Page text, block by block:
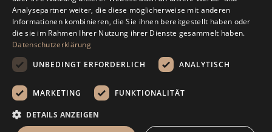
Amagard.com (Kranendonk B.V.) Alle Rechten vorbehalten.
Analysepartner weiter, die diese möglicherweise mit anderen
Informationen kombinieren, die Sie ihnen bereitgestellt haben oder
die sie im Rahmen Ihrer Nutzung ihrer Dienste gesammelt haben.
Datenschutzerklärung
UNBEDINGT ERFORDERLICH
ANALYTISCH
MARKETING FUNKTIONALITÄT
DETAILS ANZEIGEN